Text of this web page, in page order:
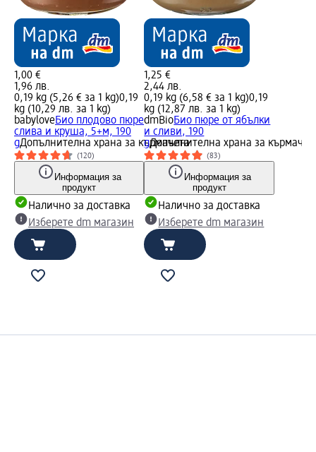
1,00 €
1,96 лв.
0,19 kg (5,26 € за 1 kg)0,19
kg (10,29 лв. за 1 kg)
babyloveБио плодово пюре
слива и круша, 5+м, 190
gДопълнителна храна за кърмачета
(120)
Информация за
продукт
Налично за доставка
Изберете dm магазин
1,25 €
2,44 лв.
0,19 kg (6,58 € за 1 kg)0,19
kg (12,87 лв. за 1 kg)
dmBioБио пюре от ябълки
и сливи, 190
gДопълнителна храна за
(83)
Информация за
продукт
Налично за доставка
Изберете dm магазин